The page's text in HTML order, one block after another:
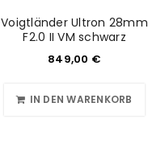
Voigtländer Ultron 28mm
F2.0 II VM schwarz
849,00 €
IN DEN WARENKORB